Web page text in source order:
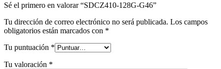
Sé el primero en valorar “SDCZ410-128G-G46”
Tu dirección de correo electrónico no será publicada. Los campos
obligatorios están marcados con *
Tu puntuación *
Tu valoración *